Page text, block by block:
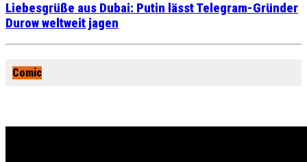
Liebesgrüße aus Dubai: Putin lässt Telegram-Gründer
Durow weltweit jagen
Comic